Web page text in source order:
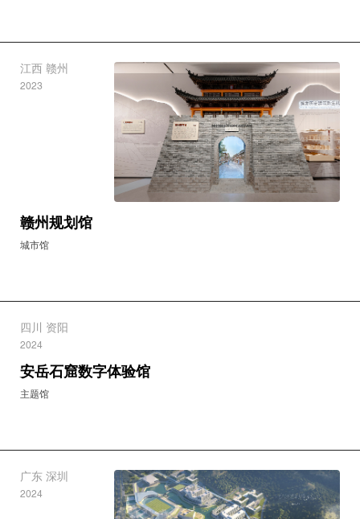
江西 赣州
2023
赣州规划馆
城市馆
四川 资阳
2024
安岳石窟数字体验馆